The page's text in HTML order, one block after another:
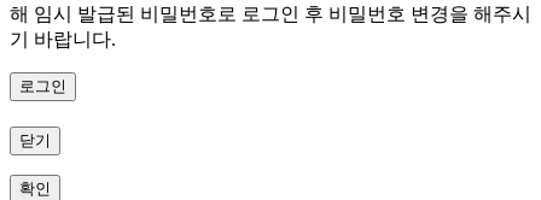
해 임시 발급된 비밀번호로 로그인 후 비밀번호 변경을 해주시
기 바랍니다.
로그인
닫기
확인